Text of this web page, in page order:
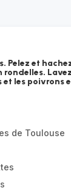
Pelez et
rondelles.
les poivrons
de Toulouse